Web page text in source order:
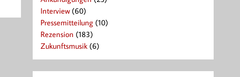
Interview(60)
Pressemitteilung (10)
Rezension (183)
Zukunftsmusik (6)